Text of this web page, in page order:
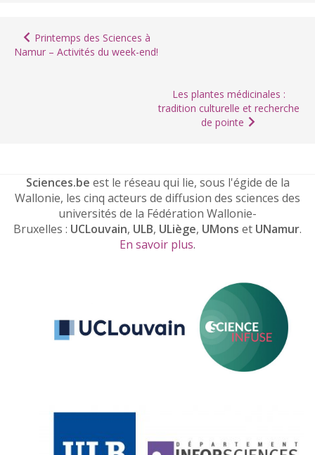
Printemps des Sciences à
Namur – Activités du week-end!
Les plantes médicinales :
tradition culturelle et recherche
de pointe
Sciences.be est le réseau qui lie, sous l'égide de la
Wallonie, les cinq acteurs de diffusion des sciences des
universités de la Fédération Wallonie-
Bruxelles : UCLouvain, ULB, ULiège, UMons et UNamur.
En savoir plus.